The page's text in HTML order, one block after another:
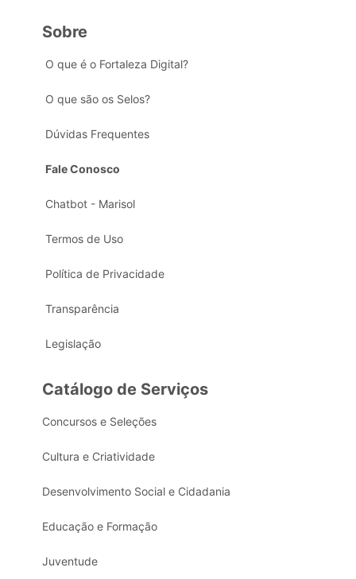
Sobre
O que é o Fortaleza Digital?
O que são os Selos?
Dúvidas Frequentes
Fale Conosco
Chatbot - Marisol
Termos de Uso
Política de Privacidade
Transparência
Legislação
Catálogo de Serviços
Concursos e Seleções
Cultura e Criatividade
Desenvolvimento Social e Cidadania
Educação e Formação
Juventude